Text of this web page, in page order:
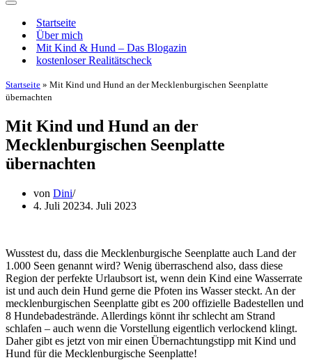
Navigationsmenü
Startseite
Über mich
Mit Kind & Hund – Das Blogazin
kostenloser Realitätscheck
Startseite » Mit Kind und Hund an der Mecklenburgischen Seenplatte
übernachten
Mit Kind und Hund an der
Mecklenburgischen Seenplatte
übernachten
von Dini
4. Juli 20234. Juli 2023
Wusstest du, dass die Mecklenburgische Seenplatte auch Land der
1.000 Seen genannt wird? Wenig überraschend also, dass diese
Region der perfekte Urlaubsort ist, wenn dein Kind eine Wasserrate
ist und auch dein Hund gerne die Pfoten ins Wasser steckt. An der
mecklenburgischen Seenplatte gibt es 200 offizielle Badestellen und
8 Hundebadestrände. Allerdings könnt ihr schlecht am Strand
schlafen – auch wenn die Vorstellung eigentlich verlockend klingt.
Daher gibt es jetzt von mir einen Übernachtungstipp mit Kind und
Hund für die Mecklenburgische Seenplatte!